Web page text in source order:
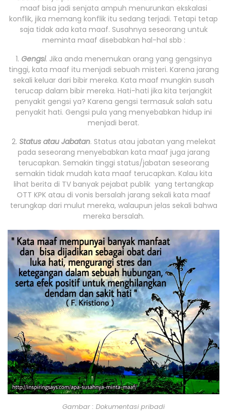
maaf bisa jadi senjata ampuh menurunkan ekskalasi
konflik, jika memang konflik itu sedang terjadi. Tetapi tetap
saja tidak ada kata maaf. Susahnya seseorang untuk
meminta maaf disebabkan hal-hal sbb :
1. Gengsi. Jika anda menemukan orang yang gengsinya
tinggi, kata maaf itu menjadi sebuah misteri. Karena jarang
sekali keluar dari bibir mereka. Kata maaf mungkin susah
terucap dalam bibir mereka. Hati-hati jika kita terjangkit
penyakit gengsi ya? Karena gengsi termasuk salah satu
penyakit hati. Gengsi pula yang menyebabkan hidup ini
menjadi berat.
2. Status atau Jabatan. Status atau jabatan yang melekat
pada seseorang menyebabkan kata maaf juga jarang
terucapkan. Semakin tinggi status/jabatan seseorang
semakin tidak mudah kata maaf terucapkan. Kalau kita
lihat berita di TV banyak pejabat publik yang tertangkap
OTT KPK atau di vonis bersalah jarang sekali kata maaf
terungkap dari mulut mereka, walaupun jelas sekali bahwa
mereka bersalah.
Gambar : Dokumentasi pribadi